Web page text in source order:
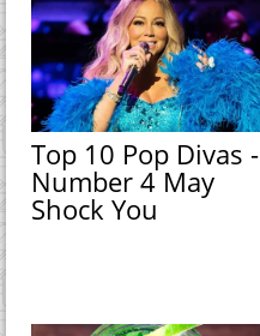
Top 10 Pop Divas -
Number 4 May
Shock You